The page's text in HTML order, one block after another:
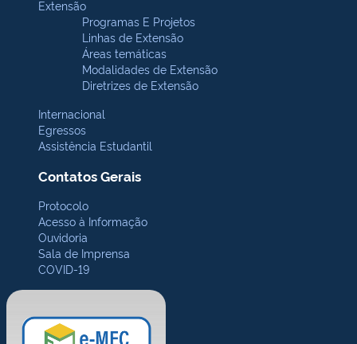
Extensão
Programas E Projetos
Linhas de Extensão
Áreas temáticas
Modalidades de Extensão
Diretrizes de Extensão
Internacional
Egressos
Assistência Estudantil
Contatos Gerais
Protocolo
Acesso à Informação
Ouvidoria
Sala de Imprensa
COVID-19